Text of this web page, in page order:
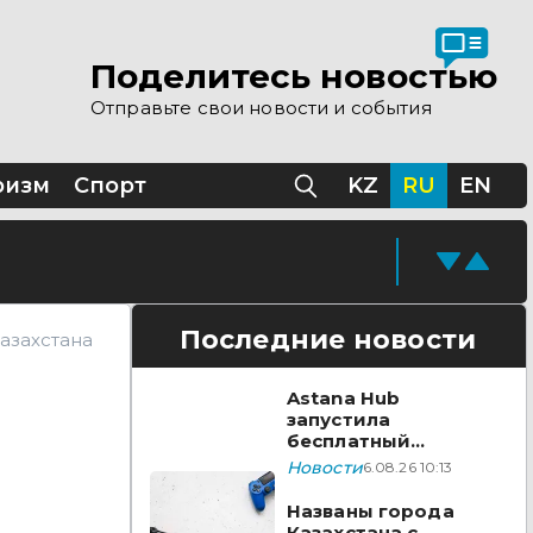
Поделитесь новостью
Отправьте свои новости и события
Спорт KZ RU EN
Последние новости
Astana Hub
запустила
бесплатный
акселератор для
видеоигр
Новости6.08.26 10:13
Названы города